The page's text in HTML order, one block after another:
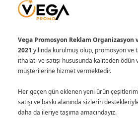
Vega Promosyon Reklam Organizasyon
2021 yılında kurulmuş olup, promosyon ve
ithalatı ve satışı hususunda kaliteden
müşterilerine hizmet vermektedir.
Her geçen gün eklenen yeni ürün
satışı ve baskı alanında sizlerin
daha da ileriye taşıma amacındayız.